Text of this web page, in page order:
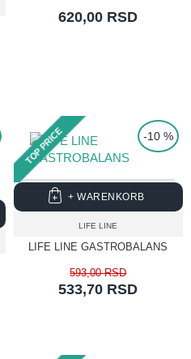
620,00 RSD
TOP PRICE -10 %
LIFE LINE
LIFE LINE GASTROBALANS
533,70 RSD
593,00 RSD
+ WARENKORB